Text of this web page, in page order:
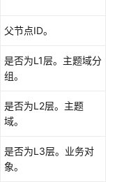
父节点ID。
是否为L1层。主题域分
组。
是否为L2层。主题
域。
是否为L3层。业务对
象。